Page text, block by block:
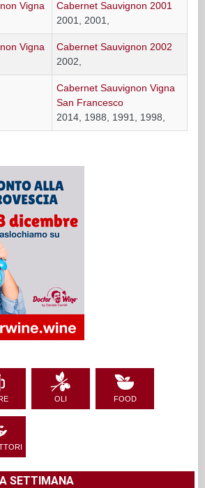
Cabernet Sauvignon 2001
2001, 2001,
Cabernet Sauvignon 2002
2002,
Cabernet Sauvignon Vigna
San Francesco
2014, 1988, 1991, 1998,
OLI FOOD
SETTIMANA